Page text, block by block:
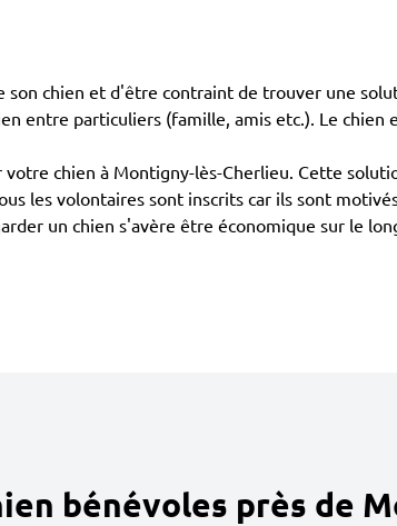
son chien et d'être contraint de trouver une
entre particuliers (famille, amis etc.). Le
chien à Montigny-lès-Cherlieu. Cette
les volontaires sont inscrits car ils sont
un chien s'avère être économique sur le
bénévoles près de